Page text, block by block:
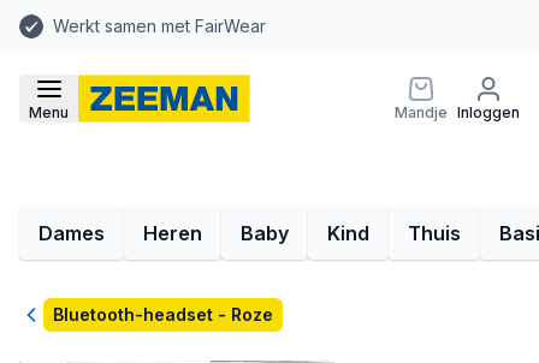
Werkt samen met FairWear
Menu Mandje Inloggen
Dames Heren Baby Kind Thuis
TerugBluetooth-headset - Roze